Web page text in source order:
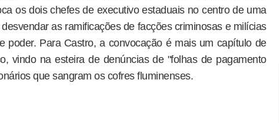
os dois chefes de executivo estaduais no centro de uma
as ramificações de facções criminosas e milícias
poder. Para Castro, a convocação é mais um capítulo de
vindo na esteira de denúncias de "folhas de pagamento
que sangram os cofres fluminenses.